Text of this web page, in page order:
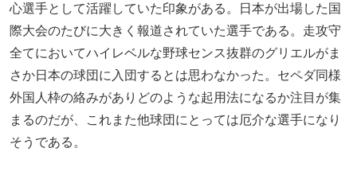
心選手として活躍していた印象がある。日本が出場した国
際大会のたびに大きく報道されていた選手である。走攻守
全てにおいてハイレベルな野球センス抜群のグリエルがま
さか日本の球団に入団するとは思わなかった。セペダ同様
外国人枠の絡みがありどのような起用法になるか注目が集
まるのだが、これまた他球団にとっては厄介な選手になり
そうである。